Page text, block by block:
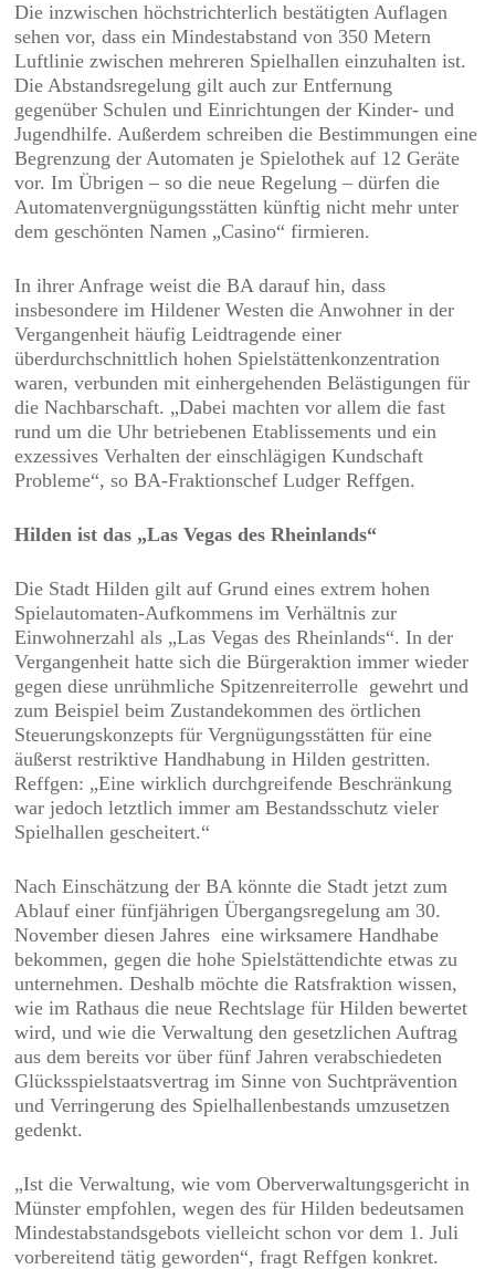
Die inzwischen höchstrichterlich bestätigten Auflagen
sehen vor, dass ein Mindestabstand von 350 Metern
Luftlinie zwischen mehreren Spielhallen einzuhalten ist.
Die Abstandsregelung gilt auch zur Entfernung
gegenüber Schulen und Einrichtungen der Kinder- und
Jugendhilfe. Außerdem schreiben die Bestimmungen eine
Begrenzung der Automaten je Spielothek auf 12 Geräte
vor. Im Übrigen – so die neue Regelung – dürfen die
Automatenvergnügungsstätten künftig nicht mehr unter
dem geschönten Namen „Casino“ firmieren.
In ihrer Anfrage weist die BA darauf hin, dass
insbesondere im Hildener Westen die Anwohner in der
Vergangenheit häufig Leidtragende einer
überdurchschnittlich hohen Spielstättenkonzentration
waren, verbunden mit einhergehenden Belästigungen für
die Nachbarschaft. „Dabei machten vor allem die fast
rund um die Uhr betriebenen Etablissements und ein
exzessives Verhalten der einschlägigen Kundschaft
Probleme“, so BA-Fraktionschef Ludger Reffgen.
Hilden ist das „Las Vegas des Rheinlands“
Die Stadt Hilden gilt auf Grund eines extrem hohen
Spielautomaten-Aufkommens im Verhältnis zur
Einwohnerzahl als „Las Vegas des Rheinlands“. In der
Vergangenheit hatte sich die Bürgeraktion immer wieder
gegen diese unrühmliche Spitzenreiterrolle gewehrt und
zum Beispiel beim Zustandekommen des örtlichen
Steuerungskonzepts für Vergnügungsstätten für eine
äußerst restriktive Handhabung in Hilden gestritten.
Reffgen: „Eine wirklich durchgreifende Beschränkung
war jedoch letztlich immer am Bestandsschutz vieler
Spielhallen gescheitert.“
Nach Einschätzung der BA könnte die Stadt jetzt zum
Ablauf einer fünfjährigen Übergangsregelung am 30.
November diesen Jahres eine wirksamere Handhabe
bekommen, gegen die hohe Spielstättendichte etwas zu
unternehmen. Deshalb möchte die Ratsfraktion wissen,
wie im Rathaus die neue Rechtslage für Hilden bewertet
wird, und wie die Verwaltung den gesetzlichen Auftrag
aus dem bereits vor über fünf Jahren verabschiedeten
Glücksspielstaatsvertrag im Sinne von Suchtprävention
und Verringerung des Spielhallenbestands umzusetzen
gedenkt.
„Ist die Verwaltung, wie vom Oberverwaltungsgericht in
Münster empfohlen, wegen des für Hilden bedeutsamen
Mindestabstandsgebots vielleicht schon vor dem 1. Juli
vorbereitend tätig geworden“, fragt Reffgen konkret.